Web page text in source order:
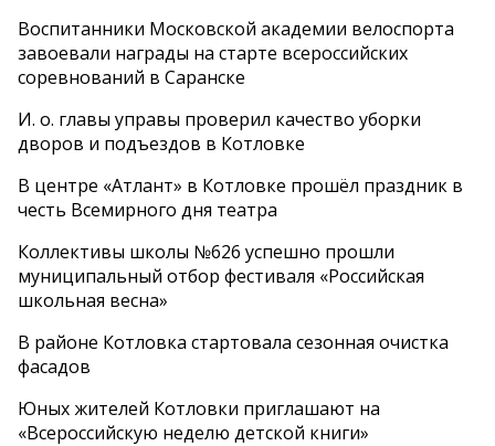
Воспитанники Московской академии велоспорта
завоевали награды на старте всероссийских
соревнований в Саранске
И. о. главы управы проверил качество уборки
дворов и подъездов в Котловке
В центре «Атлант» в Котловке прошёл праздник в
честь Всемирного дня театра
Коллективы школы №626 успешно прошли
муниципальный отбор фестиваля «Российская
школьная весна»
В районе Котловка стартовала сезонная очистка
фасадов
Юных жителей Котловки приглашают на
«Всероссийскую неделю детской книги»